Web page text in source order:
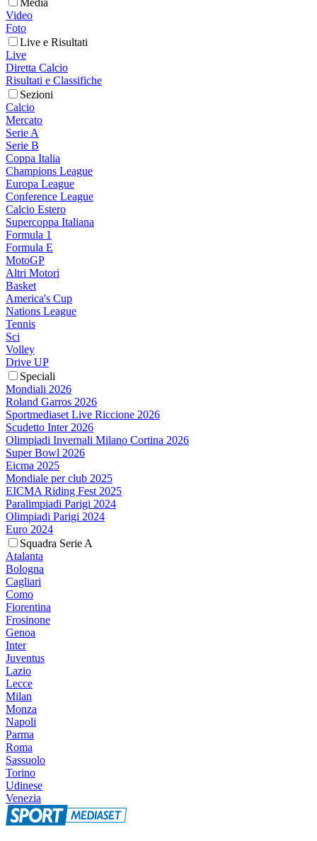
Media
Video
Foto
Live e Risultati
Live
Diretta Calcio
Risultati e Classifiche
Sezioni
Calcio
Mercato
Serie A
Serie B
Coppa Italia
Champions League
Europa League
Conference League
Calcio Estero
Supercoppa Italiana
Formula 1
Formula E
MotoGP
Altri Motori
Basket
America's Cup
Nations League
Tennis
Sci
Volley
Drive UP
Speciali
Mondiali 2026
Roland Garros 2026
Sportmediaset Live Riccione 2026
Scudetto Inter 2026
Olimpiadi Invernali Milano Cortina 2026
Super Bowl 2026
Eicma 2025
Mondiale per club 2025
EICMA Riding Fest 2025
Paralimpiadi Parigi 2024
Olimpiadi Parigi 2024
Euro 2024
Squadra Serie A
Atalanta
Bologna
Cagliari
Como
Fiorentina
Frosinone
Genoa
Inter
Juventus
Lazio
Lecce
Milan
Monza
Napoli
Parma
Roma
Sassuolo
Torino
Udinese
Venezia